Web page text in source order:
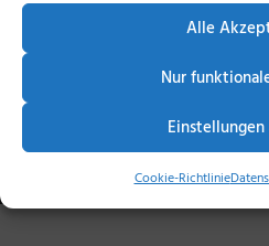
Alle
Nur
Einstellungen
Cookie-Richtlinie